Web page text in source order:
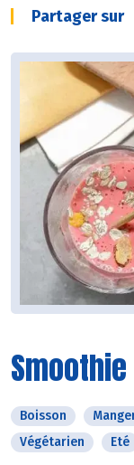
Partager sur
Boisson
Végétarien
Eté